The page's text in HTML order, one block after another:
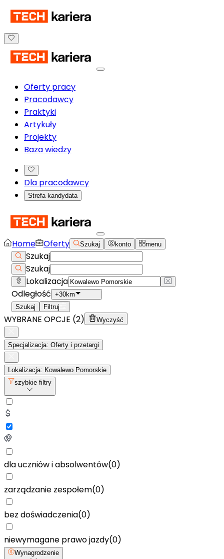
Oferty pracy
Pracodawcy
Praktyki
Artykuły
Projekty
Baza wiedzy
Dla pracodawcy
Strefa kandydata
Home Oferty Szukaj konto menu
Szukaj
Szukaj
Lokalizacja
Odległość +30km
Szukaj
Filtruj
WYBRANE OPCJE (2) Wyczyść
Specjalizacja: Oferty i przetargi
Lokalizacja: Kowalewo Pomorskie
szybkie filtry
dla uczniów i absolwentów(0)
zarządzanie zespołem(0)
bez doświadczenia(0)
niewymagane prawo jazdy(0)
Wynagrodzenie